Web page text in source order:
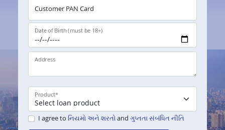
Customer PAN Card
Date of Birth (must be 18+)
Address
Product*
I agree to નિયમો અને શરતોand ગુપ્તતા સંબંધિત નીતિ